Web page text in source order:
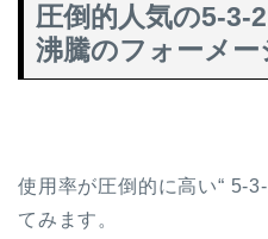
圧倒的人気の5-3-
沸騰のフォーメー
使用率が圧倒的に高い“ 5-
てみます。